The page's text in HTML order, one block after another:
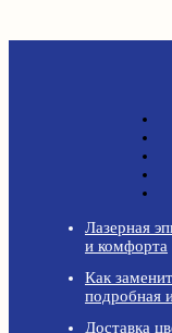
Лазерная
и комфорта
Как
подробная
Доставка